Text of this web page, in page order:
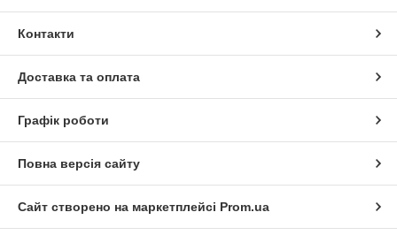
Контакти
Доставка та оплата
Графік роботи
Повна версія сайту
Сайт створено на маркетплейсі Prom.ua